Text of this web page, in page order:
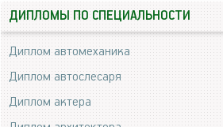
ДИПЛОМЫ ПО СПЕЦИАЛЬНОСТИ
Диплом автомеханика
Диплом автослесаря
Диплом актера